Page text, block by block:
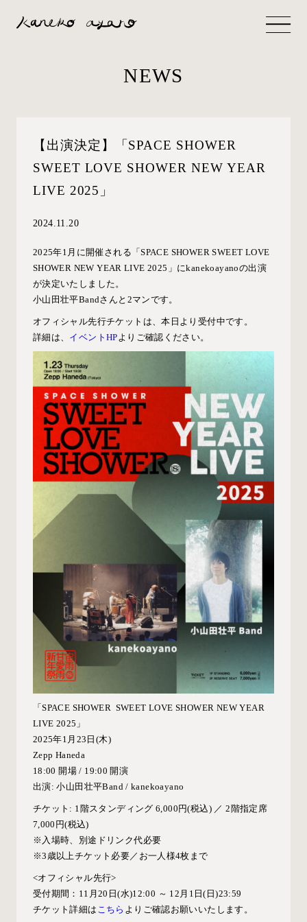
NEWS
【出演決定】「SPACE SHOWER
SWEET LOVE SHOWER NEW YEAR
LIVE 2025」
2024.11.20
2025年1月に開催される「SPACE SHOWER SWEET LOVE
SHOWER NEW YEAR LIVE 2025」にkanekoayanoの出演
が決定いたしました。
小山田壮平Bandさんと2マンです。
オフィシャル先行チケットは、本日より受付中です。
詳細は、 イベントHP よりご確認ください。
「SPACE SHOWER SWEET LOVE SHOWER NEW YEAR
LIVE 2025」
2025年1月23日(木)
Zepp Haneda
18:00 開場 / 19:00 開演
出演: 小山田壮平Band / kanekoayano
チケット: 1階スタンディング 6,000円(税込) ／ 2階指定席
7,000円(税込)
※入場時、別途ドリンク代必要
※3歳以上チケット必要／お一人様4枚まで
<オフィシャル先行>
受付期間：11月20日(水)12:00 ～ 12月1日(日)23:59
チケット詳細は こちら よりご確認お願いいたします。